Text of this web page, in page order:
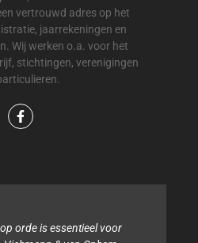
vertrouwd adres op het
jaarrekeningen en
Wij werken o.a. voor het
stichtingen, verenigingen
Binnen onze organisatie hebben wij